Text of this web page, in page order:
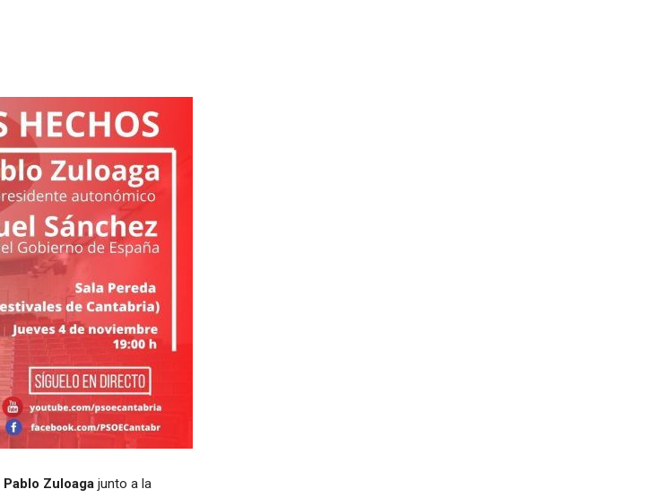
Pablo Zuloaga junto a la